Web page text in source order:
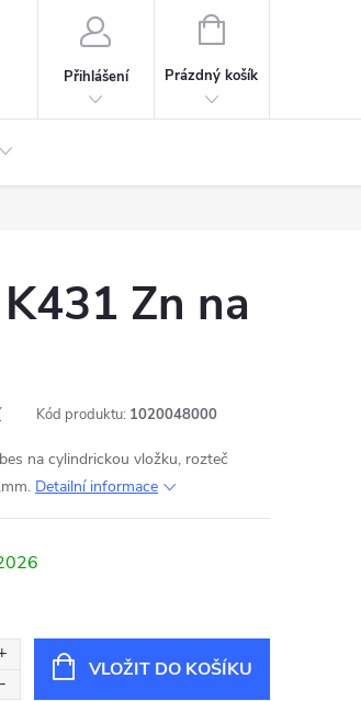
Přihlášení
NÁKUPNÍ
Prázdný košík
Zn na
Kód produktu: 1020048000
na cylindrickou vložku, rozteč
Detailní informace
VLOŽIT DO KOŠÍKU